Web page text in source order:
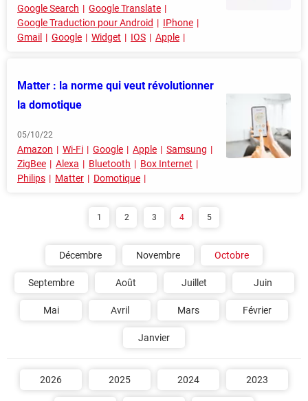
Google Search
Google Translate
Google Traduction pour Android
IPhone
Gmail
Google Widget IOS Apple
Matter : la norme qui veut révolutionner
la domotique
05/10/22
Amazon Wi-Fi Google Apple
Samsung
ZigBee
Alexa Bluetooth
Box Internet
Philips
Matter Domotique
1 2 3 4 5
Décembre Novembre Octobre
Septembre Août Juillet Juin
Mai Avril Mars Février
Janvier
2026 2025 2024 2023